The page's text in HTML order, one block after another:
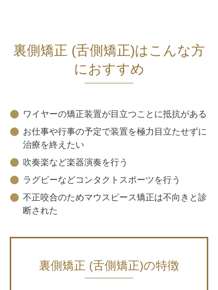
裏側矯正 (舌側矯正)はこんな方
におすすめ
ワイヤーの矯正装置が目立つことに抵抗がある
お仕事や行事の予定で装置を極力目立たせずに
治療を終えたい
吹奏楽など楽器演奏を行う
ラグビーなどコンタクトスポーツを行う
不正咬合のためマウスピース矯正は不向きと診
断された
裏側矯正 (舌側矯正)の特徴